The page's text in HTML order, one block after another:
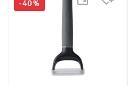
-40 %